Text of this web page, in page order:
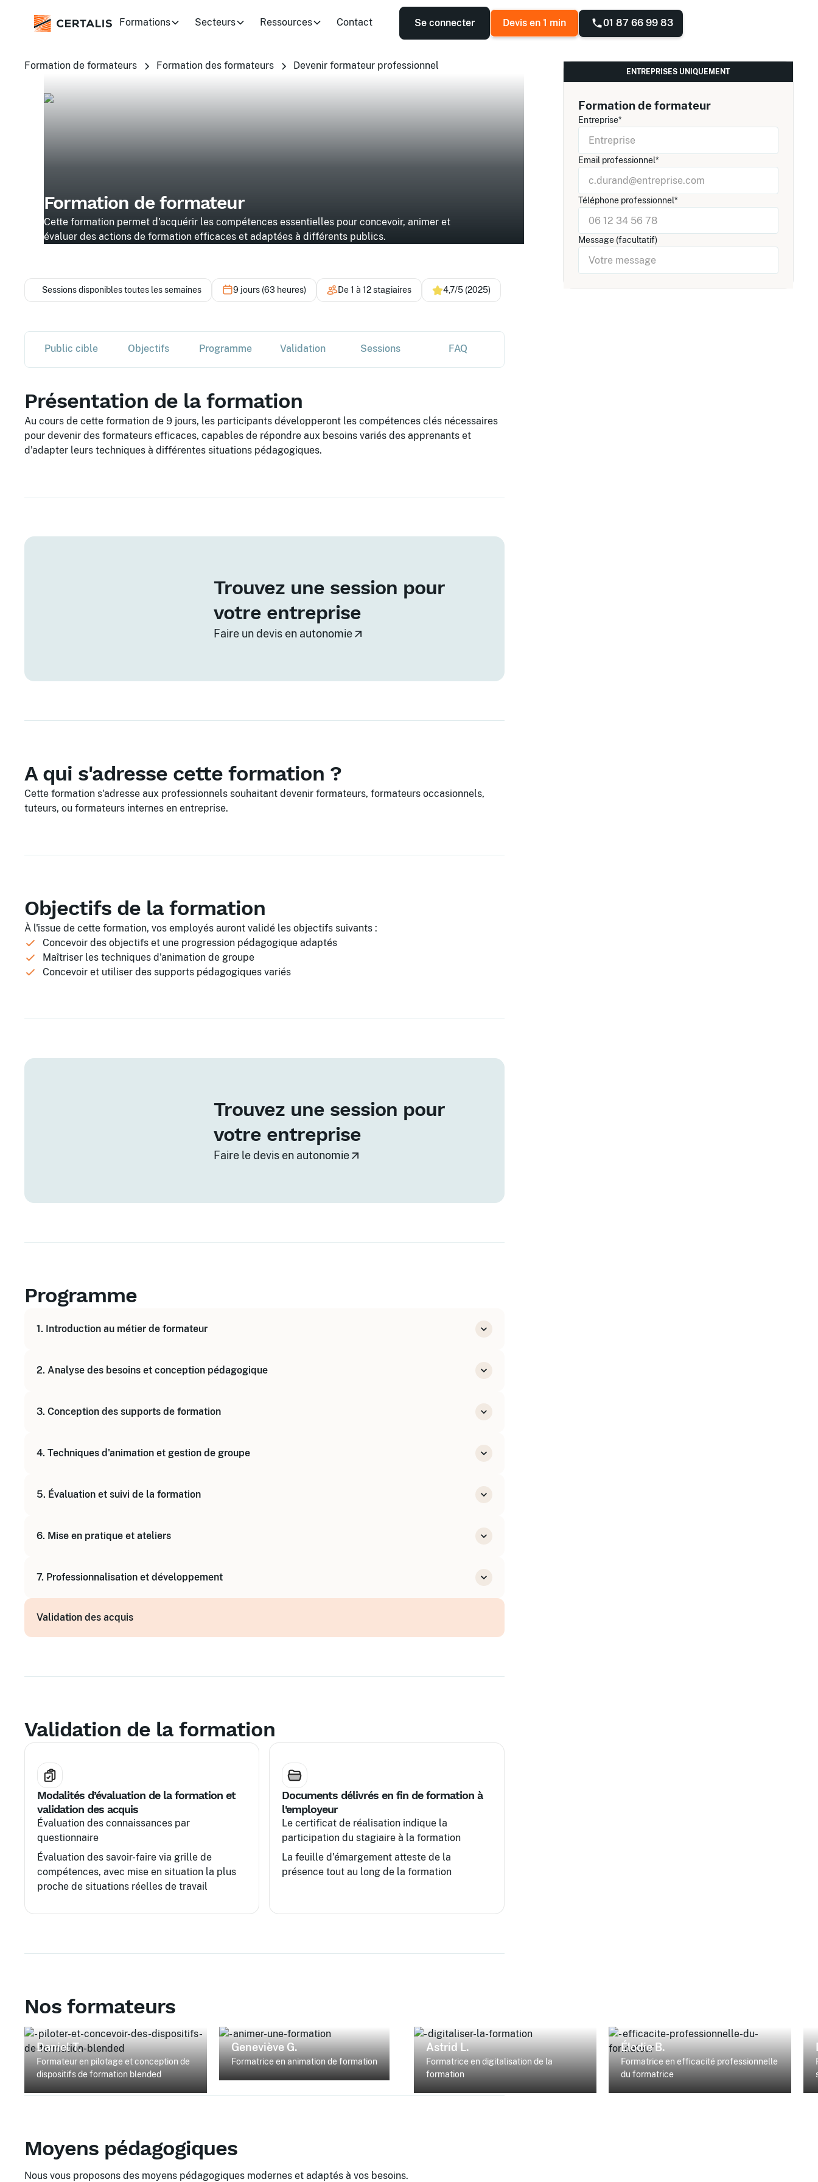
Formations Secteurs Ressources Contact Se connecter Devis en 1 min 01 87 66 99 83
Formation de formateurs Formation des formateurs Devenir formateur professionnel
Formation de formateur
Cette formation permet d'acquérir les compétences essentielles pour concevoir, animer et
évaluer des actions de formation efficaces et adaptées à différents publics.
Sessions disponibles toutes les semaines 9 jours (63 heures) De 1 à 12 stagiaires 4,7/5 (2025)
Public cible Objectifs Programme Validation Sessions FAQ
Présentation de la formation
Au cours de cette formation de 9 jours, les participants développeront les compétences clés nécessaires
pour devenir des formateurs efficaces, capables de répondre aux besoins variés des apprenants et
d'adapter leurs techniques à différentes situations pédagogiques.
Trouvez une session pour
votre entreprise
Faire un devis en autonomie
A qui s'adresse cette formation ?
Cette formation s'adresse aux professionnels souhaitant devenir formateurs, formateurs occasionnels,
tuteurs, ou formateurs internes en entreprise.
Objectifs de la formation
À l'issue de cette formation, vos employés auront validé les objectifs suivants :
Concevoir des objectifs et une progression pédagogique adaptés
Maîtriser les techniques d'animation de groupe
Concevoir et utiliser des supports pédagogiques variés
Trouvez une session pour
votre entreprise
Faire le devis en autonomie
Programme
1. Introduction au métier de formateur
Identifier les compétences clés du formateur
2. Analyse des besoins et conception pédagogique
Définir des objectifs pédagogiques clairs
3. Conception des supports de formation
Utiliser les outils numériques pour la formation
4. Techniques d'animation et gestion de groupe
Dynamiser les groupes et favoriser l'interactivité
5. Évaluation et suivi de la formation
Mesurer la satisfaction et l'efficacité de la formation
6. Mise en pratique et ateliers
Jeux de rôle et simulations d'animation
7. Professionnalisation et développement
Intégrer les nouvelles technologies et méthodes innovantes
Développer une posture réflexive et adaptative
Validation des acquis
Validation de la formation
Modalités d’évaluation de la formation et
validation des acquis
Évaluation des connaissances par
questionnaire
Évaluation des savoir-faire via grille de
compétences, avec mise en situation la plus
proche de situations réelles de travail
Documents délivrés en fin de formation à
l'employeur
Le certificat de réalisation indique la
participation du stagiaire à la formation
La feuille d’émargement atteste de la
présence tout au long de la formation
Nos formateurs
Daniel T.
Formateur en pilotage et conception de
dispositifs de formation blended
Geneviève G.
Formatrice en animation de formation
Astrid L.
Formatrice en digitalisation de la
formation
Élodie B.
Formatrice en efficacité professionnelle
du formatrice
Moyens pédagogiques
Nous vous proposons des moyens pédagogiques modernes et adaptés à vos besoins.
ENTREPRISES UNIQUEMENT
Formation de formateur
Entreprise*
Email professionnel*
Téléphone professionnel*
Message (facultatif)